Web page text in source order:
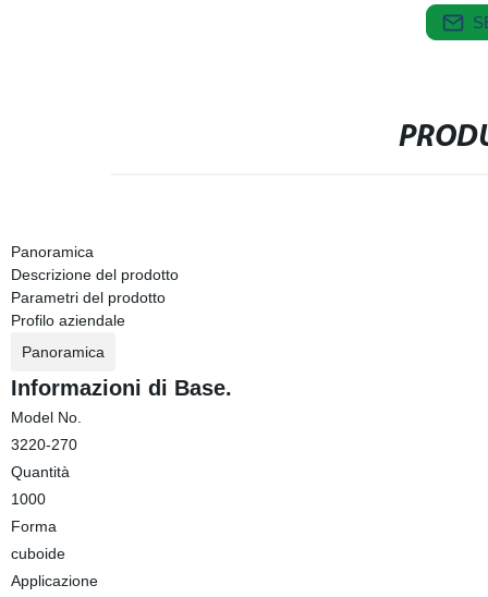
Panoramica
Descrizione del prodotto
Parametri del prodotto
Profilo aziendale
Panoramica
Informazioni di Base.
Model No.
3220-270
Quantità
1000
Forma
cuboide
Applicazione